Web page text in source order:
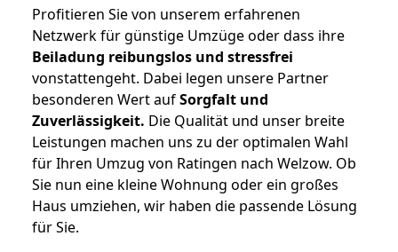
Profitieren Sie von unserem erfahrenen
Netzwerk für günstige Umzüge oder dass ihre
Beiladung reibungslos und stressfrei
vonstattengeht. Dabei legen unsere Partner
besonderen Wert aufSorgfalt und
Zuverlässigkeit. Die Qualität und unser breite
Leistungen machen uns zu der optimalen Wahl
für Ihren Umzug von Ratingen nach Welzow. Ob
Sie nun eine kleine Wohnung oder ein großes
Haus umziehen, wir haben die passende Lösung
für Sie.